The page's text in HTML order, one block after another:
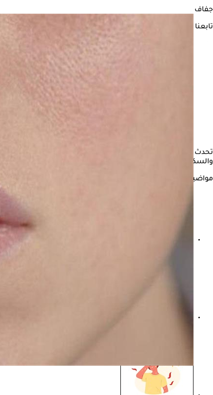
جفاف
تابعنا على
تحدث التغييرات البسيطة في النظام الغذائي فرقا كبيرا في
والسكر والكافيين، قد تسحب الماء من خلايا الجسم وتُؤدي إلى
مواضيع ذات صلة
هل الشاي المثلج مرطب أم يسبب الجفاف؟.. إليك حقيقة